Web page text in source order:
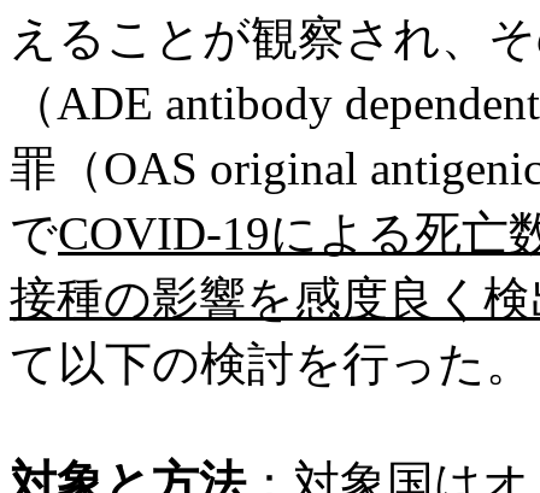
えることが観察され、
（ADE antibody
罪（OAS original
でCOVID-19による死亡
接種の影響を感度良く
て以下の検討を行った。